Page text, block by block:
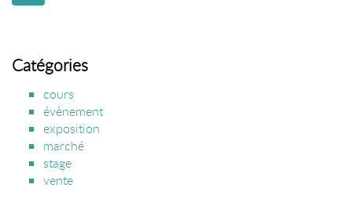
Catégories
cours
évènement
exposition
marché
stage
vente